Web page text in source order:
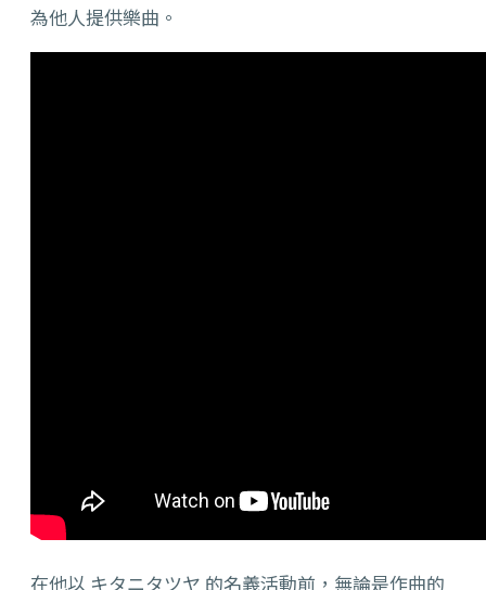
為他人提供樂曲。
在他以 キタニタツヤ 的名義活動前，無論是作曲的